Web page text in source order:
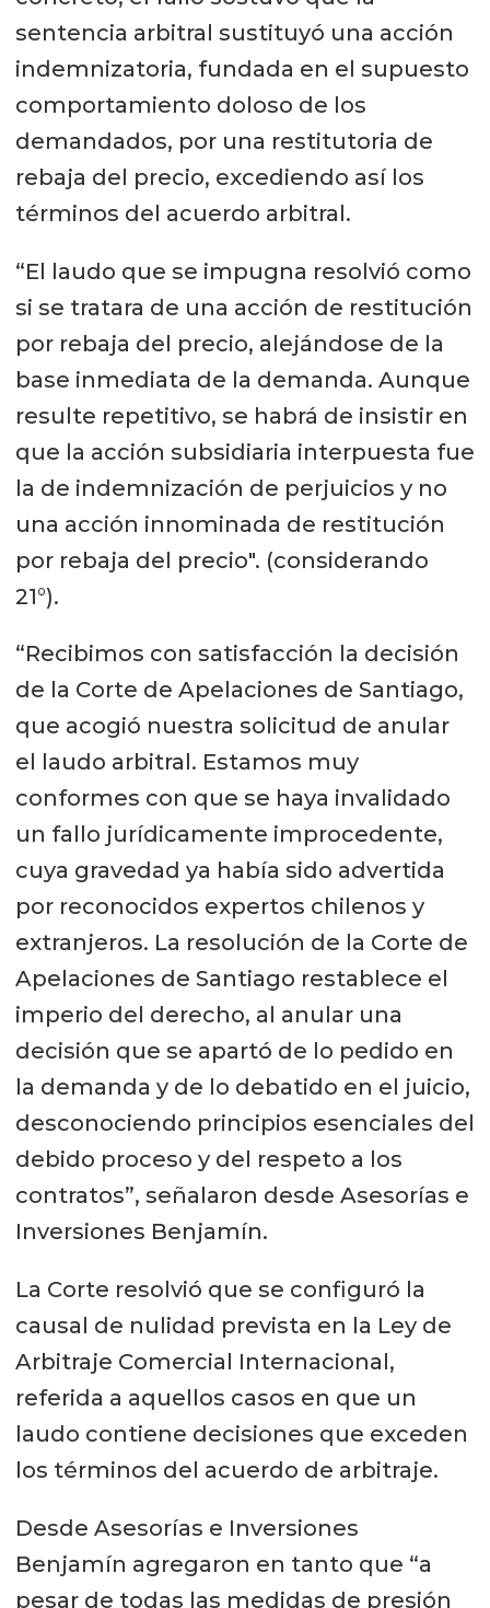
sentencia arbitral sustituyó una acción
indemnizatoria, fundada en el supuesto
comportamiento doloso de los
demandados, por una restitutoria de
rebaja del precio, excediendo así los
términos del acuerdo arbitral.
“El laudo que se impugna resolvió como
si se tratara de una acción de restitución
por rebaja del precio, alejándose de la
base inmediata de la demanda. Aunque
resulte repetitivo, se habrá de insistir en
que la acción subsidiaria interpuesta fue
la de indemnización de perjuicios y no
una acción innominada de restitución
por rebaja del precio". (considerando
21°).
“Recibimos con satisfacción la decisión
de la Corte de Apelaciones de Santiago,
que acogió nuestra solicitud de anular
el laudo arbitral. Estamos muy
conformes con que se haya invalidado
un fallo jurídicamente improcedente,
cuya gravedad ya había sido advertida
por reconocidos expertos chilenos y
extranjeros. La resolución de la Corte de
Apelaciones de Santiago restablece el
imperio del derecho, al anular una
decisión que se apartó de lo pedido en
la demanda y de lo debatido en el juicio,
desconociendo principios esenciales del
debido proceso y del respeto a los
contratos”, señalaron desde Asesorías e
Inversiones Benjamín.
La Corte resolvió que se configuró la
causal de nulidad prevista en la Ley de
Arbitraje Comercial Internacional,
referida a aquellos casos en que un
laudo contiene decisiones que exceden
los términos del acuerdo de arbitraje.
Desde Asesorías e Inversiones
Benjamín agregaron en tanto que “a
pesar de todas las medidas de presión